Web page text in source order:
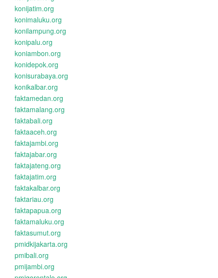
konijatim.org
konimaluku.org
konilampung.org
konipalu.org
koniambon.org
konidepok.org
konisurabaya.org
konikalbar.org
faktamedan.org
faktamalang.org
faktabali.org
faktaaceh.org
faktajambi.org
faktajabar.org
faktajateng.org
faktajatim.org
faktakalbar.org
faktariau.org
faktapapua.org
faktamaluku.org
faktasumut.org
pmidkijakarta.org
pmibali.org
pmijambi.org